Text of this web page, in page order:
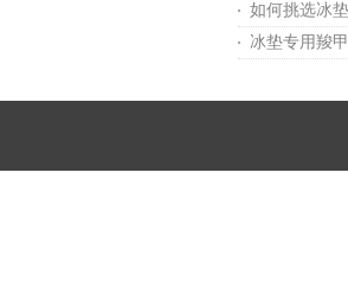
如何挑选冰
冰垫专用羧